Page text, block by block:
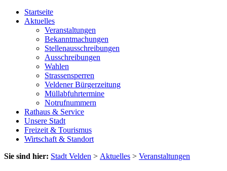
Startseite
Aktuelles
Veranstaltungen
Bekanntmachungen
Stellenausschreibungen
Ausschreibungen
Wahlen
Strassensperren
Veldener Bürgerzeitung
Müllabfuhrtermine
Notrufnummern
Rathaus & Service
Unsere Stadt
Freizeit & Tourismus
Wirtschaft & Standort
Sie sind hier: Stadt Velden > Aktuelles > Veranstaltungen